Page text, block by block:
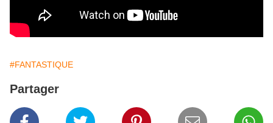
#FANTASTIQUE
Partager